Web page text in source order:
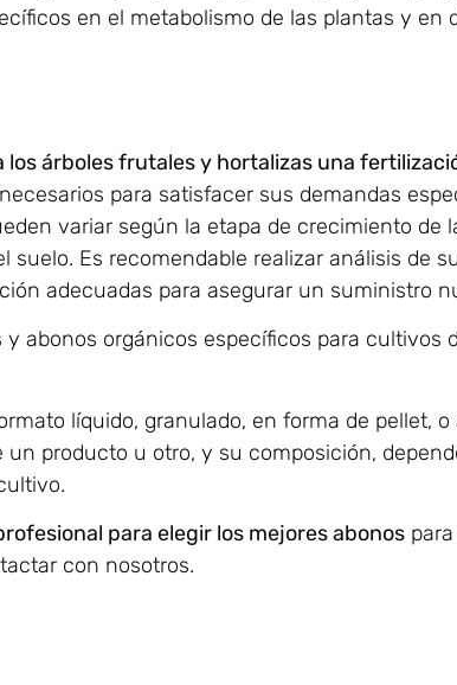
en el metabolismo de las plantas y en
los árboles frutales y hortalizas una
para satisfacer sus demandas
variar según la etapa de crecimiento de
suelo. Es recomendable realizar análisis de
adecuadas para asegurar un suministro
abonos orgánicos específicos para cultivos
líquido, granulado, en forma de pellet, o
producto u otro, y su composición,
para elegir los mejores abonos
con nosotros.